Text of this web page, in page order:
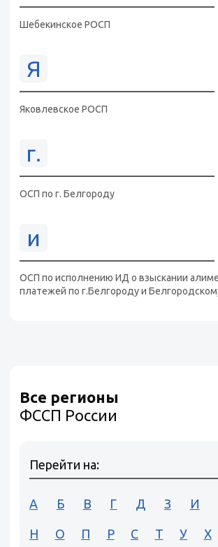
Шебекинское РОСП
Я
Яковлевское РОСП
г.
ОСП по г. Белгороду
и
ОСП по исполнению ИД о взыскании
платежей по г.Белгороду и
Все регионы
ФССП России
Перейти на:
А Б В Г Д З И
Н О П Р С Т У Х